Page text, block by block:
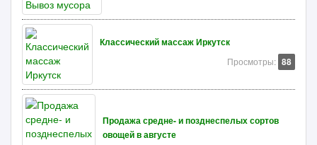
Классический массаж Иркутск
Просмотры: 88
Продажа средне- и позднеспелых сортов
овощей в августе